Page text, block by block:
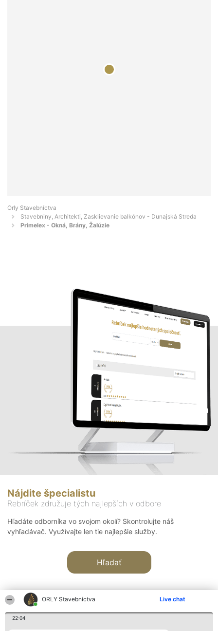
ORLY Stavebníctva Live chat
22:04
Orly Stavebníctva
Stavebniny, Architekti, Zasklievanie balkónov - Dunajská Streda
Primelex - Okná, Brány, Žalúzie
Nájdite špecialistu
Rebríček združuje tých najlepších v odbore
Hľadáte odborníka vo svojom okolí? Skontrolujte náš
vyhľadávač. Využívajte len tie najlepšie služby.
Hľadať